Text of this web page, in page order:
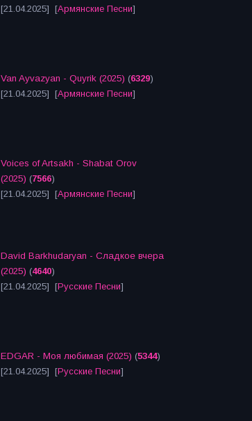
[21.04.2025] [Армянские Песни]
Van Ayvazyan - Quyrik (2025) (6329)
[21.04.2025] [Армянские Песни]
Voices of Artsakh - Shabat Orov
(2025) (7566)
[21.04.2025] [Армянские Песни]
David Barkhudaryan - Сладкое вчера
(2025) (4640)
[21.04.2025] [Русские Песни]
EDGAR - Моя любимая (2025) (5344)
[21.04.2025] [Русские Песни]